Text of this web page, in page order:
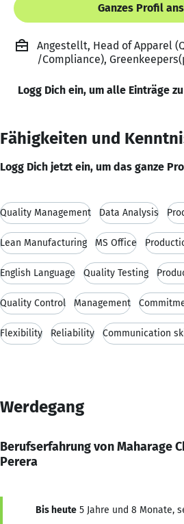
Ganzes Profil
Angestellt, Head of Apparel
/Compliance),
Logg Dich ein, um alle Einträge
Fähigkeiten und
Logg Dich jetzt ein, um das ganze
Quality Management Data Analysis
Lean Manufacturing MS Office
English Language Quality Testing
Quality Control Management
Flexibility Reliability Communication
Werdegang
Berufserfahrung von Maharage
Perera
Bis heute 5 Jahre und 8 Monate,